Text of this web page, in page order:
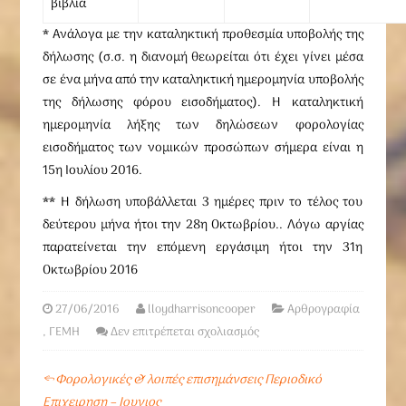
* Ανάλογα με την καταληκτική προθεσμία υποβολής της
δήλωσης (σ.σ. η διανομή θεωρείται ότι έχει γίνει μέσα
σε ένα μήνα από την καταληκτική ημερομηνία υποβολής
της δήλωσης φόρου εισοδήματος). Η καταληκτική
ημερομηνία λήξης των δηλώσεων φορολογίας
εισοδήματος των νομικών προσώπων σήμερα είναι η
15η Ιουλίου 2016.
** Η δήλωση υποβάλλεται 3 ημέρες πριν το τέλος του
δεύτερου μήνα ήτοι την 28η Οκτωβρίου.. Λόγω αργίας
παρατείνεται την επόμενη εργάσιμη ήτοι την 31η
Οκτωβρίου 2016
27/06/2016 lloydharrisoncooper
Αρθρογραφία
, ΓΕΜΗ Δεν επιτρέπεται σχολιασμός
←Φορολογικές & λοιπές επισημάνσεις Περιοδικό